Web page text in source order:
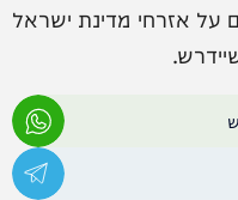
על אזרחי מדינת ישראל